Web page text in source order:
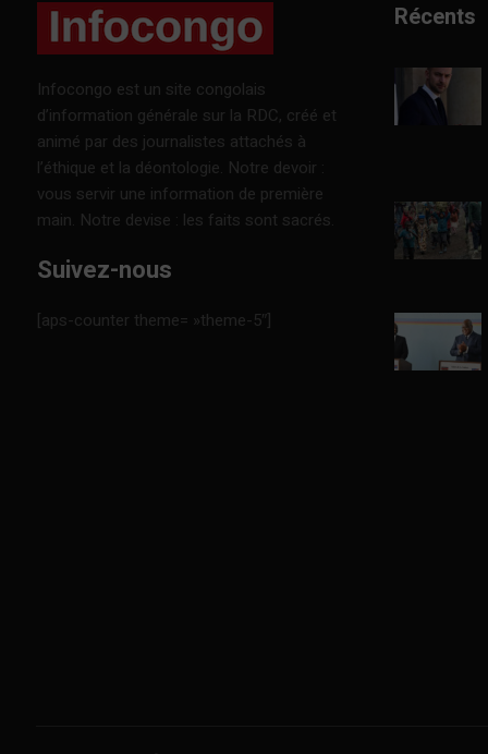
Infocongo est un site congolais
d’information générale sur la RDC, créé et
animé par des journalistes attachés à
l’éthique et la déontologie. Notre devoir :
vous servir une information de première
main. Notre devise : les faits sont sacrés.
Suivez-nous
[aps-counter theme= »theme-5″]
Récents